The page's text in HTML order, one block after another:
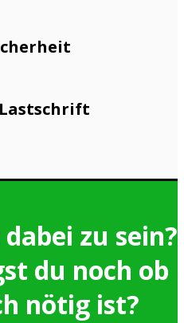
zu sein?
du noch ob
nötig ist?